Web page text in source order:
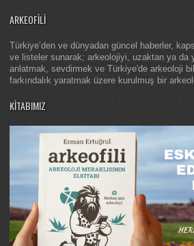
ARKEOFILI
Türkiye’den ve dünyadan güncel haberler,
ve listeler sunarak; arkeolojiyi, uzaktan ya da
anlatmak, sevdirmek ve Türkiye'de arkeoloji
farkındalık yaratmak üzere kurulmuş bir
KITABIMIZ